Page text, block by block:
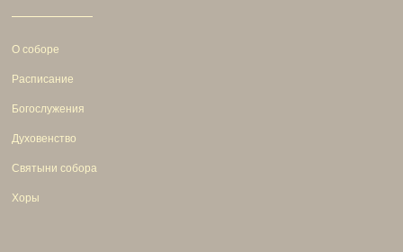
О соборе
Расписание
Богослужения
Духовенство
Святыни собора
Хоры